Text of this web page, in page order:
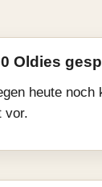
Oldies
heute noch
vor.